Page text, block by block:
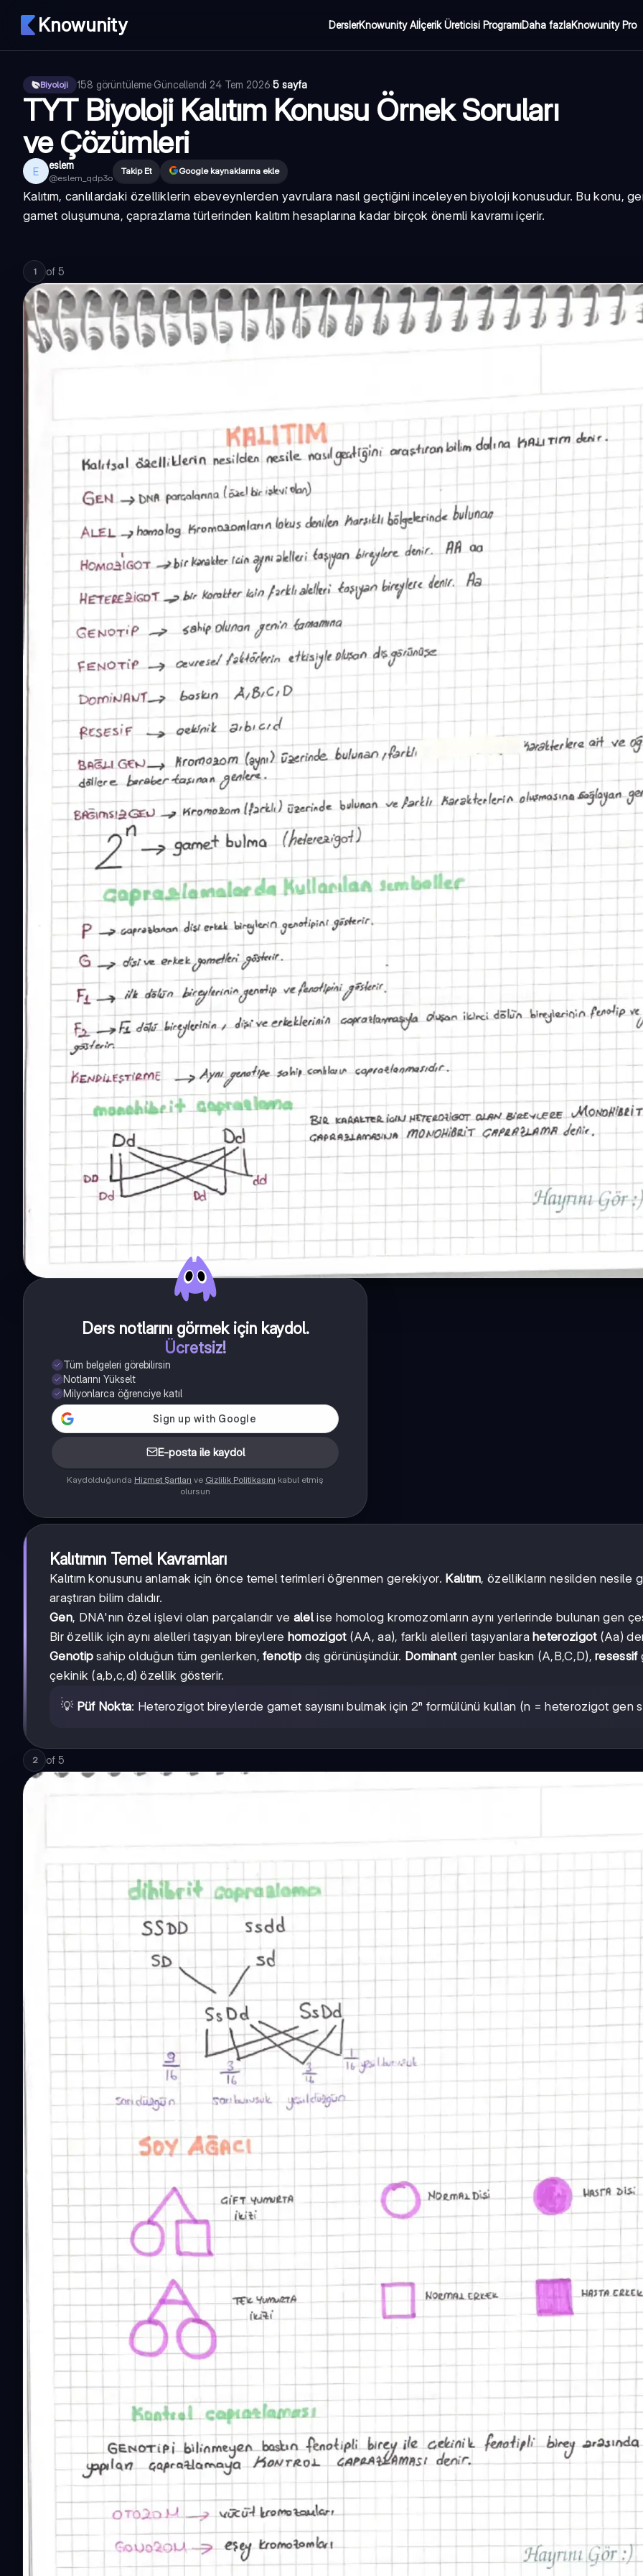
Knowunity DerslerKnowunity AIİçerik Üreticisi ProgramıDaha fazlaKnowunity Pro
Biyoloji 158 görüntüleme·Güncellendi 24 Tem 2026·5 sayfa
TYT Biyoloji Kalıtım Konusu Örnek Soruları
ve Çözümleri
E eslem
@eslem_qdp3o
Takip Et Google kaynaklarına ekle
Kalıtım, canlılardaki özelliklerin ebeveynlerden yavrulara nasıl geçtiğini inceleyen biyoloji konusudur. Bu konu,
gamet oluşumuna, çaprazlama türlerinden kalıtım hesaplarına kadar birçok önemli kavramı içerir.
1 of 5
Ders notlarını görmek için kaydol.
Ücretsiz!
Tüm belgeleri görebilirsin
Notlarını Yükselt
Milyonlarca öğrenciye katıl
E-posta ile kaydol
Kaydolduğunda Hizmet Şartları ve Gizlilik Politikasını kabul etmiş
olursun
Kalıtımın Temel Kavramları
Kalıtım konusunu anlamak için önce temel terimleri öğrenmen gerekiyor. Kalıtım, özellikların nesilden nesile
araştıran bilim dalıdır.
Gen, DNA'nın özel işlevi olan parçalarıdır ve alel ise homolog kromozomların aynı yerlerinde bulunan gen
Bir özellik için aynı alelleri taşıyan bireylere homozigot(AA, aa), farklı alelleri taşıyanlara heterozigot(Aa)
Genotip sahip olduğun tüm genlerken,fenotip dış görünüşündür. Dominantgenler baskın (A,B,C,D),resessif
çekinik (a,b,c,d) özellik gösterir.
💡 Püf Nokta: Heterozigot bireylerde gamet sayısını bulmak için 2ⁿ formülünü kullan (n = heterozigot gen
2 of 5